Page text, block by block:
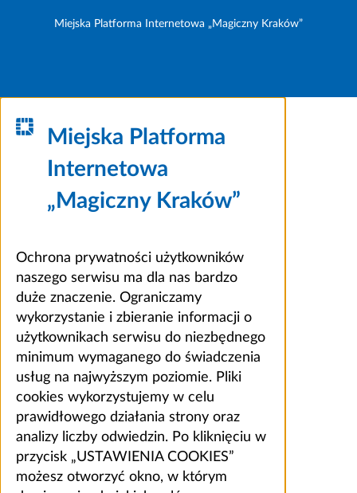
Miejska Platforma Internetowa „Magiczny Kraków”
Miejska Platforma
Internetowa
„Magiczny Kraków”
Ochrona prywatności użytkowników
naszego serwisu ma dla nas bardzo
duże znaczenie. Ograniczamy
wykorzystanie i zbieranie informacji o
użytkownikach serwisu do niezbędnego
minimum wymaganego do świadczenia
usług na najwyższym poziomie. Pliki
cookies wykorzystujemy w celu
prawidłowego działania strony oraz
analizy liczby odwiedzin. Po kliknięciu w
przycisk „USTAWIENIA COOKIES”
możesz otworzyć okno, w którym